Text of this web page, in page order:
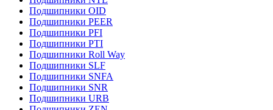
Подшипники OID
Подшипники PEER
Подшипники PFI
Подшипники PTI
Подшипники Roll Way
Подшипники SLF
Подшипники SNFA
Подшипники SNR
Подшипники URB